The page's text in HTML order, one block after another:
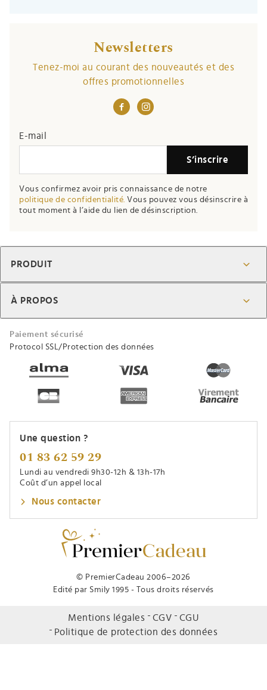
Newsletters
Tenez-moi au courant des nouveautés et des
offres promotionnelles
E-mail
S’inscrire
Vous confirmez avoir pris connaissance de notre
politique de confidentialité. Vous pouvez vous désinscrire à
tout moment à l’aide du lien de désinscription.
© PremierCadeau 2006–2026
Edité par Smily 1995 - Tous droits réservés
PRODUIT
À PROPOS
Paiement sécurisé
Protocol SSL/Protection des données
Une question ?
01 83 62 59 29
Lundi au vendredi 9h30-12h & 13h-17h
Coût d’un appel local
Nous contacter
Mentions légales CGV
CGU
Politique de protection des données